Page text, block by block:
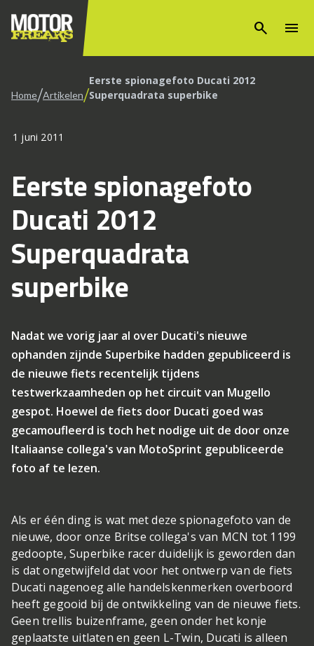
search menu
Home/Artikelen/Eerste spionagefoto Ducati 2012
Superquadrata superbike
1 juni 2011
Eerste spionagefoto
Ducati 2012
Superquadrata
superbike
Nadat we vorig jaar al over Ducati's nieuwe
ophanden zijnde Superbike hadden gepubliceerd is
de nieuwe fiets recentelijk tijdens
testwerkzaamheden op het circuit van Mugello
gespot. Hoewel de fiets door Ducati goed was
gecamoufleerd is toch het nodige uit de door onze
Italiaanse collega's van MotoSprint gepubliceerde
foto af te lezen.
Als er één ding is wat met deze spionagefoto van de
nieuwe, door onze Britse collega's van MCN tot 1199
gedoopte, Superbike racer duidelijk is geworden dan
is dat ongetwijfeld dat voor het ontwerp van de fiets
Ducati nagenoeg alle handelskenmerken overboord
heeft gegooid bij de ontwikkeling van de nieuwe fiets.
Geen trellis buizenframe, geen onder het konje
geplaatste uitlaten en geen L-Twin, Ducati is alleen